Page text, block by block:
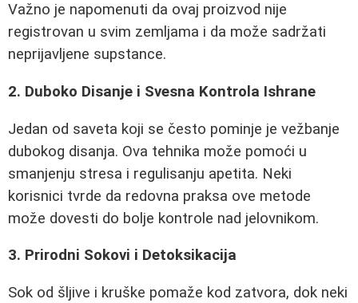
Važno je napomenuti da ovaj proizvod nije
registrovan u svim zemljama i da može sadržati
neprijavljene supstance.
2. Duboko Disanje i Svesna Kontrola Ishrane
Jedan od saveta koji se često pominje je vežbanje
dubokog disanja. Ova tehnika može pomoći u
smanjenju stresa i regulisanju apetita. Neki
korisnici tvrde da redovna praksa ove metode
može dovesti do bolje kontrole nad jelovnikom.
3. Prirodni Sokovi i Detoksikacija
Sok od šljive i kruške pomaže kod zatvora, dok neki